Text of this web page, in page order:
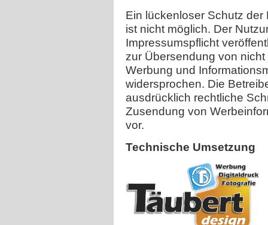
Ein lückenloser Schutz der
ist nicht möglich. Der
Impressumspflicht
zur Übersendung von
Werbung und
widersprochen. Die
ausdrücklich rechtliche
Zusendung von
vor.
Technische Umsetzung